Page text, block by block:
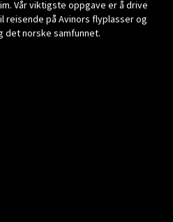
Vår viktigste oppgave er å drive
reisende på Avinors flyplasser og
det norske samfunnet.